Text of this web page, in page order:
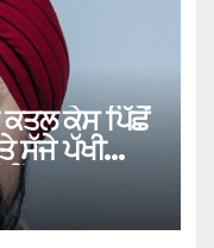
ਕੇਸ ਪਿੱਛੋਂ
ਸੱਜੇ ਪੱਖੀ